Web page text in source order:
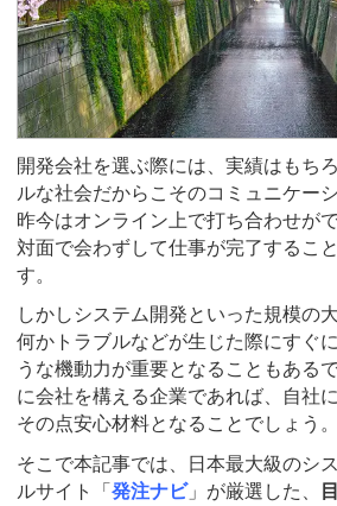
開発会社を選ぶ際には、実績はもち
ルな社会だからこそのコミュニケー
昨今はオンライン上で打ち合わせが
対面で会わずして仕事が完了するこ
す。
しかしシステム開発といった規模の
何かトラブルなどが生じた際にすぐ
うな機動力が重要となることもある
に会社を構える企業であれば、自社
その点安心材料となることでしょう。
そこで本記事では、日本最大級のシ
ルサイト「 発注ナビ」が厳選した、